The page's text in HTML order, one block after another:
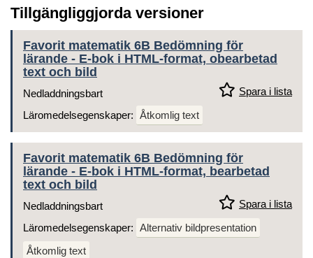
Tillgängliggjorda versioner
Favorit matematik 6B Bedömning för
lärande - E-bok i HTML-format, obearbetad
text och bild
Spara i lista
Nedladdningsbart
Läromedelsegenskaper: Åtkomlig text
Favorit matematik 6B Bedömning för
lärande - E-bok i HTML-format, bearbetad
text och bild
Spara i lista
Nedladdningsbart
Läromedelsegenskaper: Alternativ bildpresentation
Åtkomlig text